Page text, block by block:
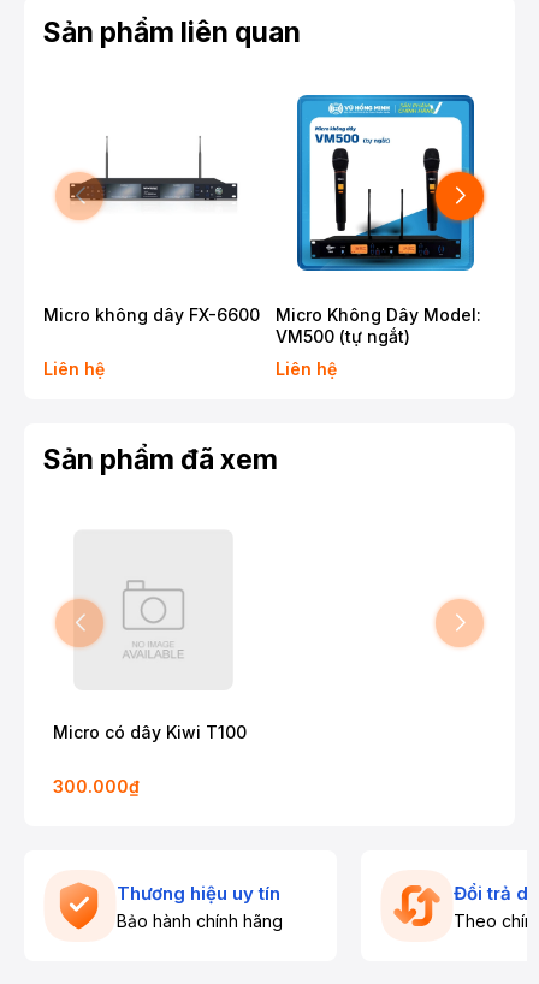
Sản phẩm liên quan
Micro không dây FX-6600
Liên hệ
Micro Không Dây Model:
VM500 (tự ngắt)
Liên hệ
Sản phẩm đã xem
Micro có dây Kiwi T100
300.000₫
Thương hiệu uy tín
Bảo hành chính hãng
Đổi trả
Theo